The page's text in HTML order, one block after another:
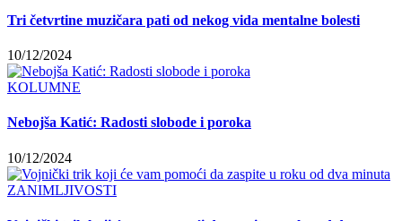
Tri četvrtine muzičara pati od nekog vida mentalne bolesti
10/12/2024
KOLUMNE
Nebojša Katić: Radosti slobode i poroka
10/12/2024
ZANIMLJIVOSTI